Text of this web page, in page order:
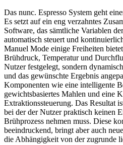
Das nunc. Espresso System geht
Es setzt auf ein eng verzahntes
Software, das sämtliche Variablen
automatisch steuert und
Manuel Mode einige Freiheiten
Brühdruck, Temperatur und
Nutzer festgelegt, sondern
und das gewünschte Ergebnis
Komponenten wie eine intelligente
gewichtsbasiertes Mahlen und eine
Extraktionssteuerung. Das Resultat
bei der der Nutzer praktisch keinen
Brühprozess nehmen muss. Diese
beeindruckend, bringt aber auch
die Abhängigkeit von der zugrunde